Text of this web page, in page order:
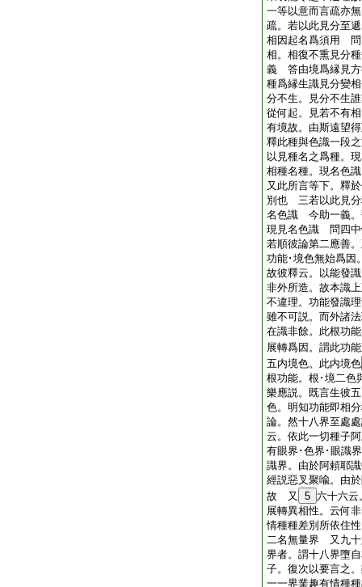
一等以意而言疏亦
疏。若以此見分至
相因起名爲須用 問
相。相復不熏見分
義 答由境爲縁見方
種爲縁生識見分變
分不生。見分不生
從何起。見若不有
有境故。由斯遠望
釋此種與色識一段
以見種名之爲種。
相種名種。現名色
又此所言等下。釋
別也 三若以此見分
名色識 今助一義。
現見名色識 問四
若順彼論第二應善
功能･境色無始爲因
故彼釋云。以能發
非外所造。故本識
不違理。功能發識
雖不可説。而外諸
在識非餘。此根功
展轉爲因。謂此功
五内境色。此内境色
根功能。根･境二色
樂應説。既言生彼
色。明知功能即相
論。然十八界至處
云。依此一切種子
有眼界･色界･眼識
識界。由於阿頼耶
經説惡叉聚喩。由
故 又
5 六十六云
展轉異相性。云何
情種種差別所依住
二名無量界 又九十
界者。謂十八界墮
子。復次以要言之
一一界業趣有情種